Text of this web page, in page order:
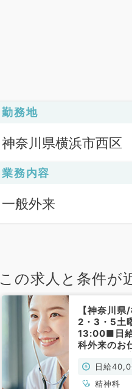
勤務地
神奈川県横浜市西区
業務内容
一般外来
この求人と条件が
【神奈川県
2・3・5土
13:00■日
科外来のお
でのご勤
非常勤）
日給
精神科